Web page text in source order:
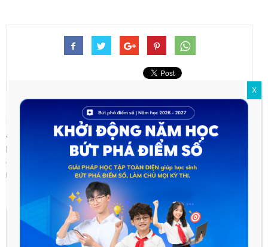
Đại học Quốc gia Hà Nội công
bố đề thi minh họa kỳ thi Đánh
giá năng lực 2025: Có gì đổi
mới?
Tuyển sinh 2024: Lịch công bố
điểm chuẩn của các trường đại
X